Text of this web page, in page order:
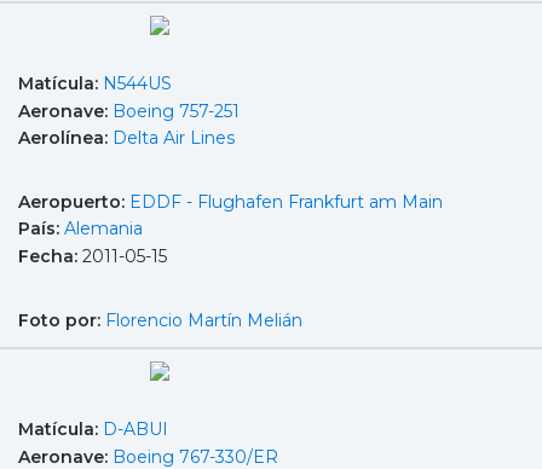
Matícula: N544US
Aeronave: Boeing 757-251
Aerolínea: Delta Air Lines
Aeropuerto: EDDF - Flughafen Frankfurt am Main
País: Alemania
Fecha: 2011-05-15
Foto por: Florencio Martín Melián
Matícula: D-ABUI
Aeronave: Boeing 767-330/ER